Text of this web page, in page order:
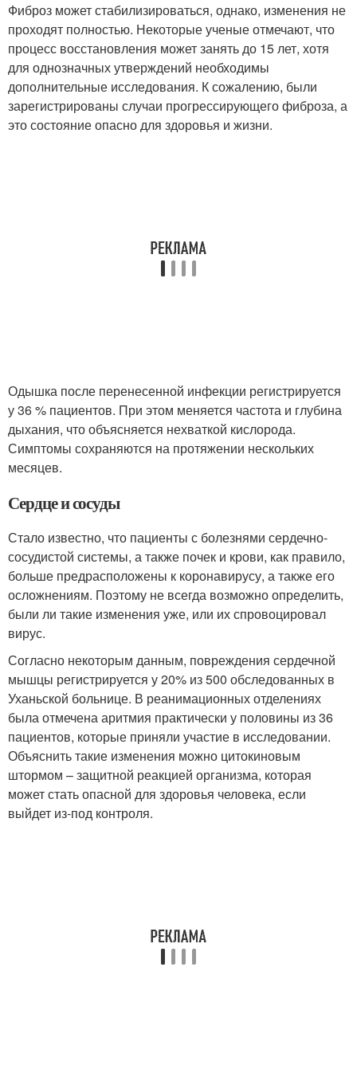
Фиброз может стабилизироваться, однако, изменения не
проходят полностью. Некоторые ученые отмечают, что
процесс восстановления может занять до 15 лет, хотя
для однозначных утверждений необходимы
дополнительные исследования. К сожалению, были
зарегистрированы случаи прогрессирующего фиброза, а
это состояние опасно для здоровья и жизни.
Одышка после перенесенной инфекции регистрируется
у 36 % пациентов. При этом меняется частота и глубина
дыхания, что объясняется нехваткой кислорода.
Симптомы сохраняются на протяжении нескольких
месяцев.
Сердце и сосуды
Стало известно, что пациенты с болезнями сердечно-
сосудистой системы, а также почек и крови, как правило,
больше предрасположены к коронавирусу, а также его
осложнениям. Поэтому не всегда возможно определить,
были ли такие изменения уже, или их спровоцировал
вирус.
Согласно некоторым данным, повреждения сердечной
мышцы регистрируется у 20% из 500 обследованных в
Уханьской больнице. В реанимационных отделениях
была отмечена аритмия практически у половины из 36
пациентов, которые приняли участие в исследовании.
Объяснить такие изменения можно цитокиновым
штормом – защитной реакцией организма, которая
может стать опасной для здоровья человека, если
выйдет из-под контроля.